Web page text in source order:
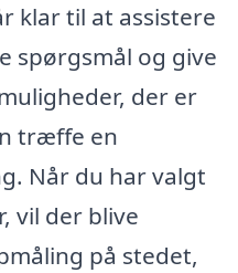
klar til at assistere
spørgsmål og give
der er
træffe en
Når du har valgt
vil der blive
på stedet,